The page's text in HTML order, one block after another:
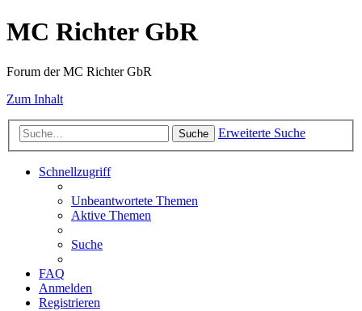
MC Richter GbR
Forum der MC Richter GbR
Zum Inhalt
Suche Erweiterte Suche
Schnellzugriff
Unbeantwortete Themen
Aktive Themen
Suche
FAQ
Anmelden
Registrieren